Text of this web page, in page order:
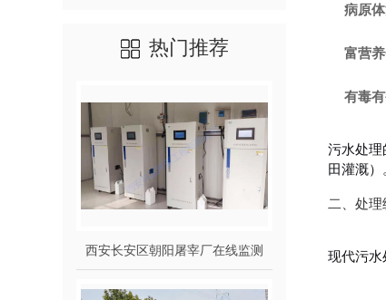
热门推荐
西安长安区朝阳屠宰厂在线监测
病原
富营
有毒
污水处
田灌溉）
二、处
现代污水